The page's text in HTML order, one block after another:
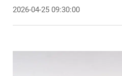
2026-04-25 09:30:00